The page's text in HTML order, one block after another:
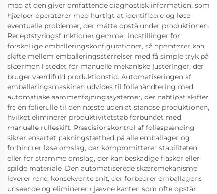
med at den giver omfattende diagnostisk information, som
hjælper operatører med hurtigt at identificere og løse
eventuelle problemer, der måtte opstå under produktionen.
Receptstyringsfunktioner gemmer indstillinger for
forskellige emballeringskonfigurationer, så operatører kan
skifte mellem emballeringsstørrelser med få simple tryk på
skærmen i stedet for manuelle mekaniske justeringer, der
bruger værdifuld produktionstid. Automatiseringen af
emballeringsmaskinen udvides til foliehåndtering med
automatiske sammenføjningssystemer, der nahtløst skifter
fra én folierulle til den næste uden at standse produktionen,
hvilket eliminerer produktivitetstab forbundet med
manuelle rulleskift. Præcisionskontrol af foliespænding
sikrer ensartet pakningstæthed på alle emballager og
forhindrer løse omslag, der kompromitterer stabiliteten,
eller for stramme omslag, der kan beskadige flasker eller
spilde materiale. Den automatiserede skæremekanisme
leverer rene, konsekvente snit, der forbedrer emballagens
udseende og eliminerer ujævne kanter, som ofte opstår